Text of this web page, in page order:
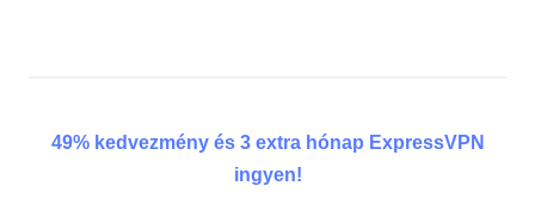
49% kedvezmény és 3 extra hónap ExpressVPN
ingyen!